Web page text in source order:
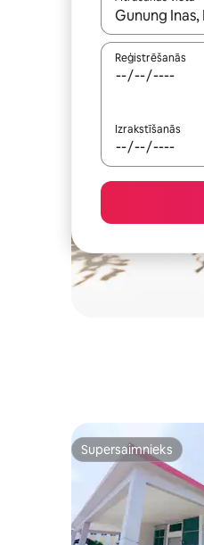
Kad rezultāti
Reģistrēšanās
Izrakstīšanās
Supersaimnieks
Supersaimnieks